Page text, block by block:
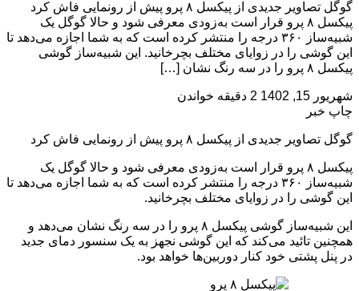
گوگل تصاویر جدیدی از پیکسل ۸ پرو پیش از رونمایی فاش کرد
پیکسل ۸ پرو قرار است به‌زودی معرفی شود و حالا گوگل یک
شبیه‌ساز ۳۶۰ درجه را منتشر کرده است که به شما اجازه می‌دهد تا
این گوشی را در زوایای مختلف بچرخانید. این شبیه‌ساز گوشی
پیکسل ۸ پرو را در سه رنگ نشان […]
شهریور 15, 1402
2 دقیقه خواندن
چاپ خبر
گوگل تصاویر جدیدی از پیکسل ۸ پرو پیش از رونمایی فاش کرد
پیکسل ۸ پرو قرار است به‌زودی معرفی شود و حالا گوگل یک
شبیه‌ساز ۳۶۰ درجه را منتشر کرده است که به شما اجازه می‌دهد تا
این گوشی را در زوایای مختلف بچرخانید.
این شبیه‌ساز گوشی پیکسل ۸ پرو را در سه رنگ نشان می‌دهد و
همچنین تائید می‌کند که این گوشی نجهز به یک سنسور دمای جدید
در پنل پشتی خود کنار دوربین‌ها خواهد بود.